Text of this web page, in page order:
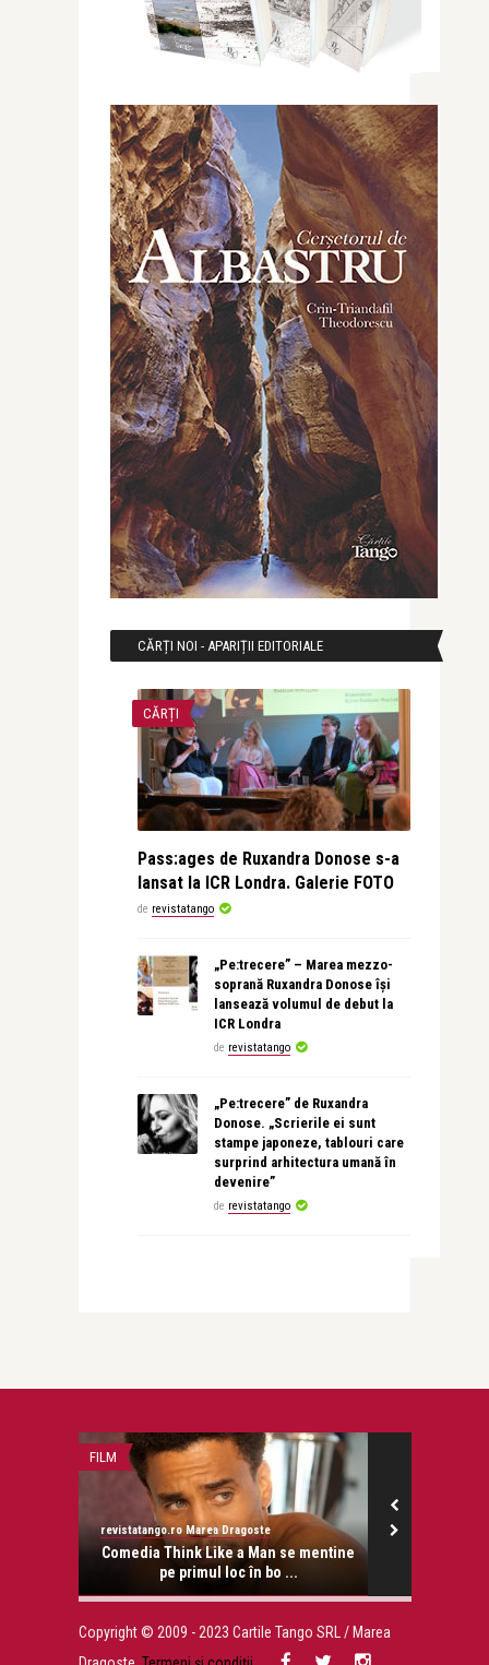
CĂRȚI NOI - APARIȚII EDITORIALE
CĂRȚI
Pass:ages de Ruxandra Donose s-a
lansat la ICR Londra. Galerie FOTO
de revistatango
„Pe:trecere” – Marea mezzo-
soprană Ruxandra Donose își
lansează volumul de debut la
ICR Londra
de revistatango
„Pe:trecere” de Ruxandra
Donose. „Scrierile ei sunt
stampe japoneze, tablouri care
surprind arhitectura umană în
devenire”
de revistatango
FILM
revistatango.ro Marea Dragoste
Comedia Think Like a Man se mentine
pe primul loc în bo ...
Copyright © 2009 - 2023 Cartile Tango SRL / Marea